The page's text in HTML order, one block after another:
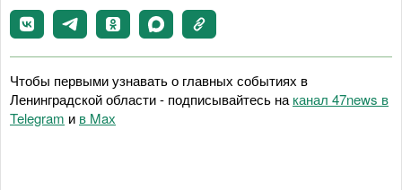
Чтобы первыми узнавать о главных событиях в
Ленинградской области - подписывайтесь на канал 47news в
Telegram и в Maх